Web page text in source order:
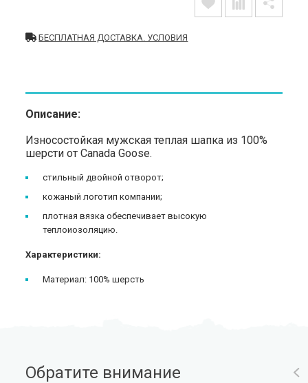
БЕСПЛАТНАЯ ДОСТАВКА. УСЛОВИЯ
Описание:
Износостойкая мужская теплая шапка из 100%
шерсти от Canada Goose.
стильный двойной отворот;
кожаный логотип компании;
плотная вязка обеспечивает высокую
теплоиозоляцию.
Характеристики:
Материал: 100% шерсть
Обратите внимание